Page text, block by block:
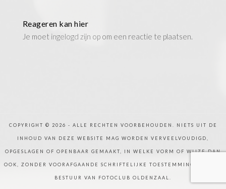
Reageren kan hier
Je moet ingelogd zijn opom een reactie te plaatsen.
COPYRIGHT © 2026 - ALLE RECHTEN VOORBEHOUDEN. NIETS UIT DE
INHOUD VAN DEZE WEBSITE MAG WORDEN VERVEELVOUDIGD,
OPGESLAGEN OF OPENBAAR GEMAAKT, IN WELKE VORM OF WIJZE DAN
OOK, ZONDER VOORAFGAANDE SCHRIFTELIJKE TOESTEMMING VAN HET
BESTUUR VAN FOTOCLUB OLDENZAAL.